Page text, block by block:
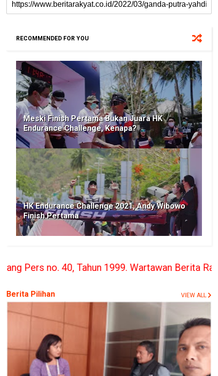
RECOMMENDED FOR YOU
Meski Finish Pertama Bukan Juara HK
Endurance Challenge, Kenapa?
HK Endurance Challenge 2021, Andy Wibowo
Finish Pertama
1999. Wartawan Berita Rakyat Wajib
Berita Pilihan VIEW ALL